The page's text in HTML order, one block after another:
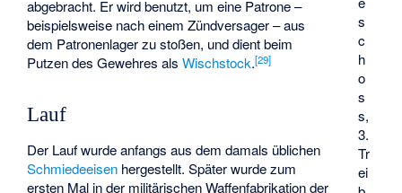
s
c
h
o
s
s,
3.
Tr
ei
abgebracht. Er wird benutzt, um eine Patrone –
beispielsweise nach einemZündversager– aus
dem Patronenlager zu stoßen, und dient beim
Putzen des Gewehres alsWischstock.[29]
Lauf
Der Lauf wurde anfangs aus dem damals üblichen
Schmiedeeisen hergestellt. Später wurde zum
ersten Mal in der militärischen Waffenfabrikation der